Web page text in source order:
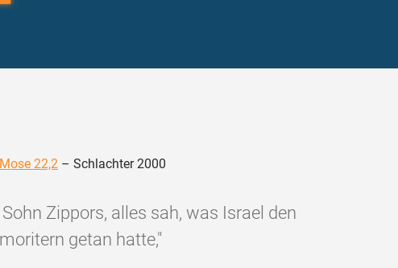
22,2 – Schlachter 2000
Zippors, alles sah, was Israel den
getan hatte,"